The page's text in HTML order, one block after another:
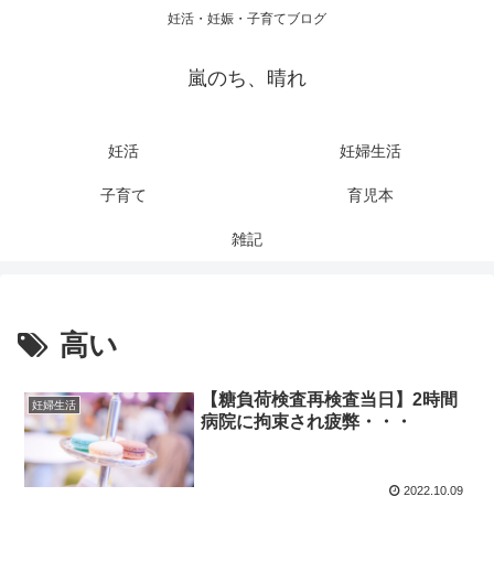
妊活・妊娠・子育てブログ
嵐のち、晴れ
妊活 妊婦生活
子育て 育児本
雑記
高い
妊婦生活
【糖負荷検査再検査当日】2時間
病院に拘束され疲弊・・・
2022.10.09